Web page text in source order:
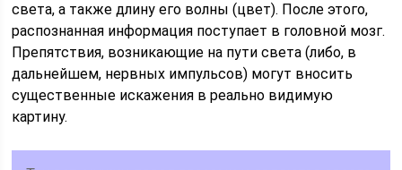
света, а также длину его волны (цвет). После этого,
распознанная информация поступает в головной мозг.
Препятствия, возникающие на пути света (либо, в
дальнейшем, нервных импульсов) могут вносить
существенные искажения в реально видимую
картину.